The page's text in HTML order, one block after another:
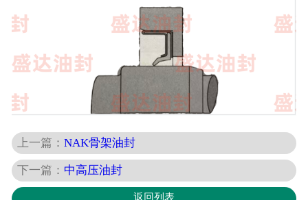
上一篇：NAK骨架油封
下一篇： 中高压油封
返回列表